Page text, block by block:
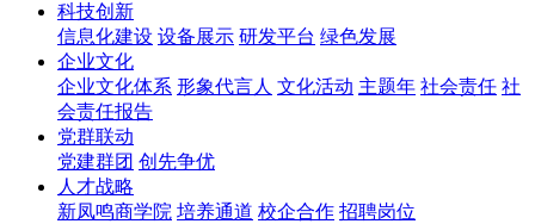
科技创新
信息化建设 设备展示 研发平台 绿色发展
企业文化
企业文化体系 形象代言人 文化活动 主题年 社会责任 社
会责任报告
党群联动
党建群团 创先争优
人才战略
新凤鸣商学院 培养通道 校企合作 招聘岗位